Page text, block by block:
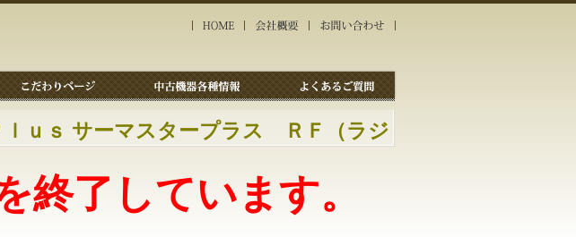
ｌｕｓ サーマスタープラス ＲＦ（ラジ
終了しています。